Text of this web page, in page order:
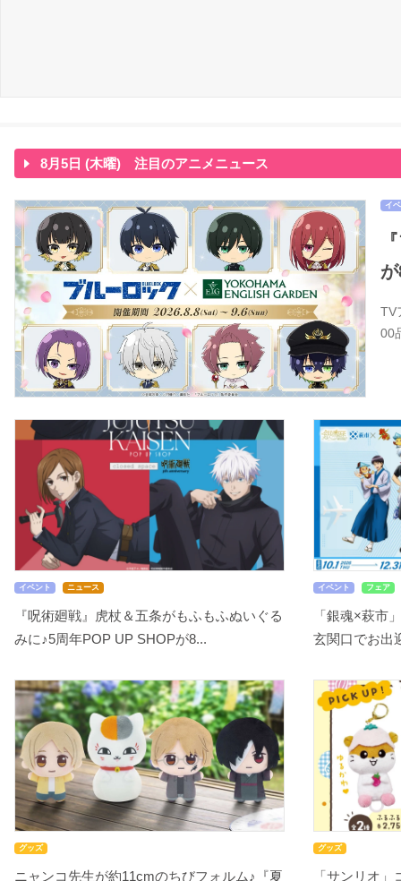
8月5日 (木曜) 注目のアニメニュース
イ
TV
00
イベント ニュース
『呪術廻戦』虎杖＆五条がもふもふぬいぐる
みに♪5周年POP UP SHOPが8...
イベント フェア
「銀魂×萩市
玄関口でお出
グッズ
ニャンコ先生が約11cmのちびフォルム♪『夏
グッズ
「サンリオ